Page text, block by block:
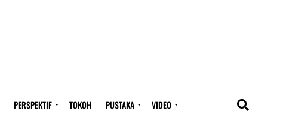
PERSPEKTIF TOKOH PUSTAKA VIDEO